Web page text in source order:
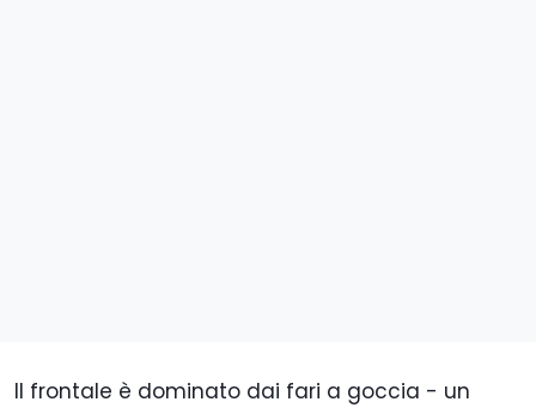
Il frontale è dominato dai fari a goccia - un